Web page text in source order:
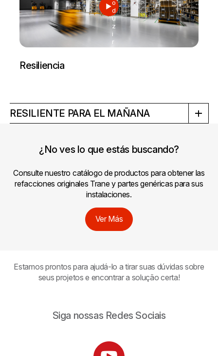
o
d
u
z
i
r
Resiliencia
RESILIENTE PARA EL MAÑANA
¿No ves lo que estás buscando?
Consulte nuestro catálogo de productos para obtener las
refacciones originales Trane y partes genéricas para sus
instalaciones.
Ver Más
Estamos prontos para ajudá-lo a tirar suas dúvidas sobre
seus projetos e encontrar a solução certa!
Siga nossas Redes Sociais